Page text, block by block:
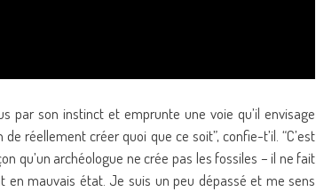
par son instinct et emprunte une voie qu’il envisage
réellement créer quoi que ce soit”, confie-t’il. “C’est
qu’un archéologue ne crée pas les fossiles – il ne fait
en mauvais état. Je suis un peu dépassé et me sens